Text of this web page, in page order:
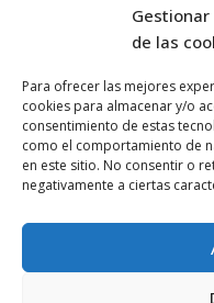
de las
Para ofrecer las mejores
cookies para almacenar y/o
consentimiento de estas
como el comportamiento de
en este sitio. No consentir o
negativamente a ciertas
Politica de Privacidad
...................................
Design & Promotions By